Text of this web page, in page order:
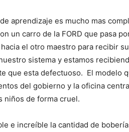
aprendizaje es mucho mas
un carro de la FORD que pasa
el otro maestro para recibir
sistema y estamos
que esta defectuoso. El modelo
del gobierno y la oficina
niños de forma cruel.
e increíble la cantidad de